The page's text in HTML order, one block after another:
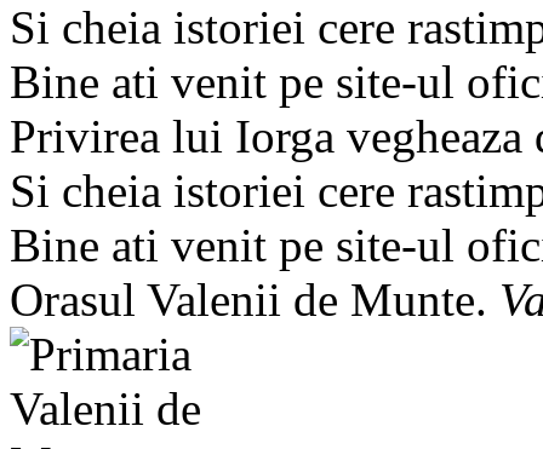
Si cheia istoriei cere
Bine ati venit pe site-ul
Privirea lui Iorga
Si cheia istoriei cere
Bine ati venit pe site-ul
Orasul Valenii de Munte.